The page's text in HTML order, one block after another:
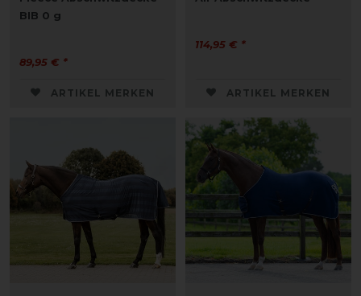
BIB 0 g
89,95 € *
ARTIKEL MERKEN
114,95 € *
ARTIKEL MERKEN